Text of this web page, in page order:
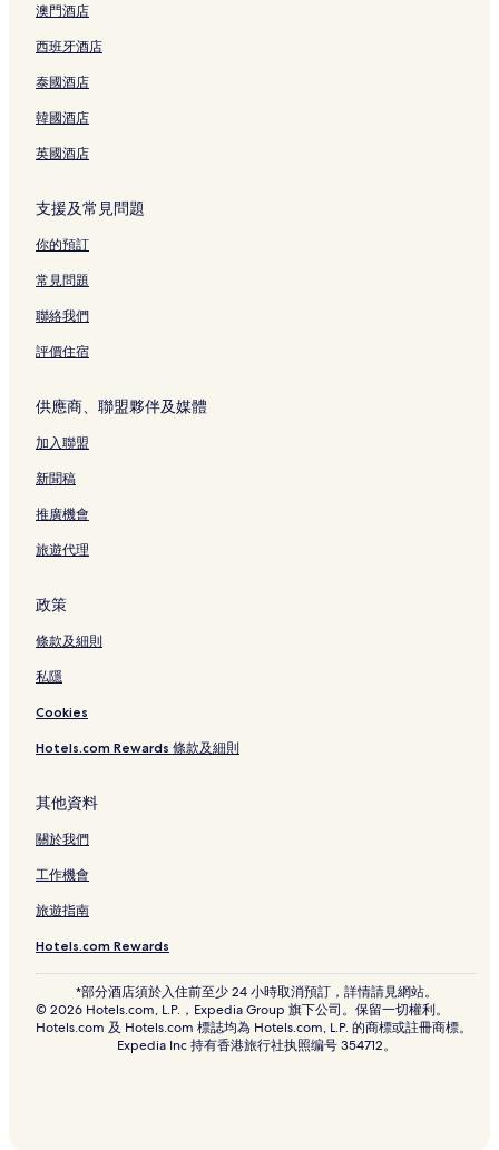
澳門酒店
西班牙酒店
泰國酒店
韓國酒店
英國酒店
支援及常見問題
你的預訂
常見問題
聯絡我們
評價住宿
供應商、聯盟夥伴及媒體
加入聯盟
新聞稿
推廣機會
旅遊代理
政策
條款及細則
私隱
Cookies
Hotels.com Rewards 條款及細則
其他資料
關於我們
工作機會
旅遊指南
Hotels.com Rewards
*部分酒店須於入住前至少 24 小時取消預訂，詳情請見網站。
© 2026 Hotels.com, L.P.，Expedia Group 旗下公司。保留一切權利。
Hotels.com 及 Hotels.com 標誌均為 Hotels.com, L.P. 的商標或註冊商標。
Expedia Inc 持有香港旅行社执照编号 354712。